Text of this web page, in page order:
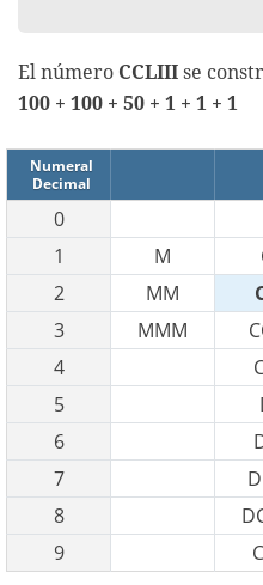
El número CCLIII se
100 + 100 + 50 + 1 + 1 + 1
Numeral
Decimal
0
1
M
2
MM
3
MMM
4
5
6
7
8
9